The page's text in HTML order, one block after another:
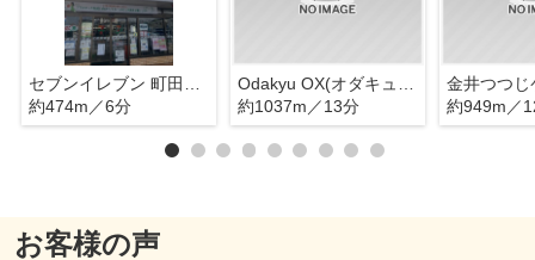
約474m／6分
約1037m／13分
金井つつじ
約949m／
お客様の声